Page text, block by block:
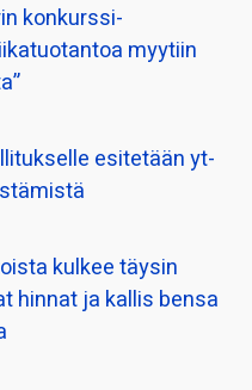
konkurssi­
myytiin
esitetään yt-
kulkee täysin
hinnat ja kallis bensa